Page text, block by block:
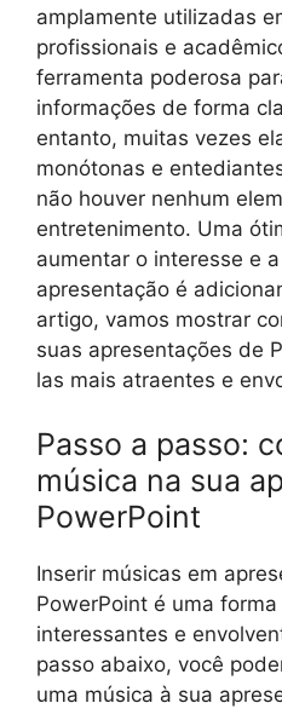
amplamente utilizadas
profissionais e
ferramenta poderosa
informações de forma
entanto, muitas vezes
monótonas e
não houver nenhum
entretenimento. Uma
aumentar o interesse e
apresentação é
artigo, vamos mostrar
suas apresentações de
las mais atraentes e
Passo a passo:
música na sua
PowerPoint
Inserir músicas em
PowerPoint é uma
interessantes e
passo abaixo, você
uma música à sua